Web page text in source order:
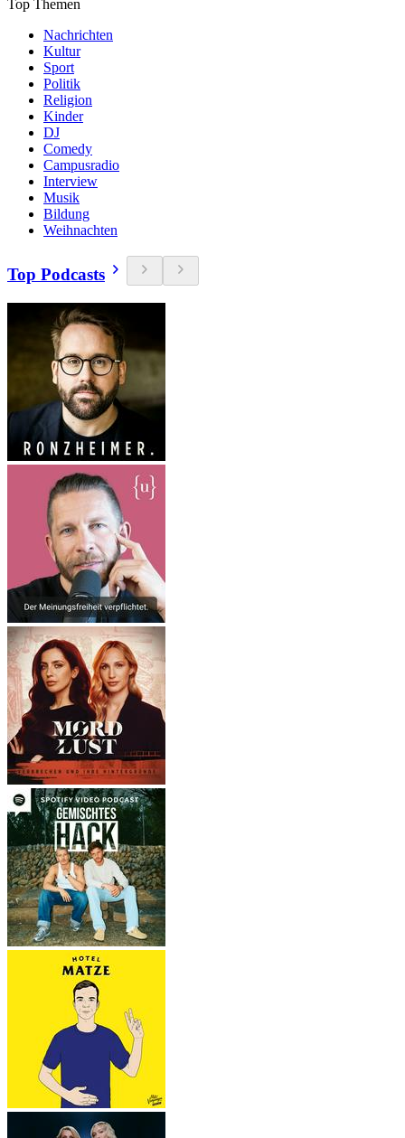
Top Themen
Nachrichten
Kultur
Sport
Politik
Religion
Kinder
DJ
Comedy
Campusradio
Interview
Musik
Bildung
Weihnachten
Top Podcasts